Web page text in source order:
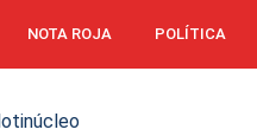
NOTA ROJA POLÍTICA